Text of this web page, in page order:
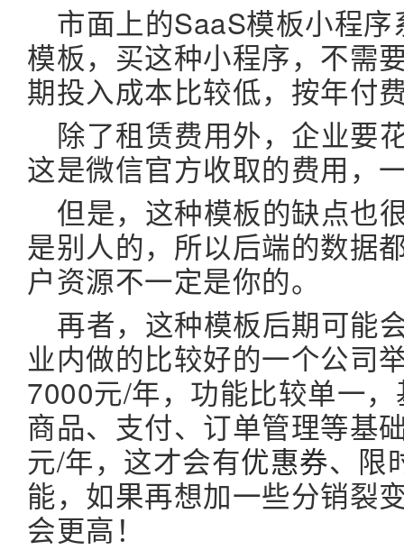
市面上的SaaS模板小程
模板，买这种小程序，不需
期投入成本比较低，按年付
除了租赁费用外，企业要
这是微信官方收取的费用，
但是，这种模板的缺点也
是别人的，所以后端的数据
户资源不一定是你的。
再者，这种模板后期可能
业内做的比较好的一个公司
7000元/年，功能比较单一
商品、支付、订单管理等基
元/年，这才会有优惠券、限
能，如果再想加一些分销裂
会更高！